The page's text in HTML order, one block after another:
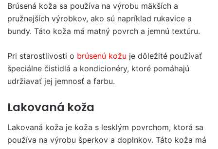
Brúsená koža sa používa na výrobu mäkších a
pružnejších výrobkov, ako sú napríklad rukavice a
bundy. Táto koža má matný povrch a jemnú textúru.
Pri starostlivosti o brúsenú kožu je dôležité používať
špeciálne čistidlá a kondicionéry, ktoré pomáhajú
udržiavať jej jemnosť a farbu.
Lakovaná koža
Lakovaná koža je koža s lesklým povrchom, ktorá sa
používa na výrobu šperkov a doplnkov. Táto koža má